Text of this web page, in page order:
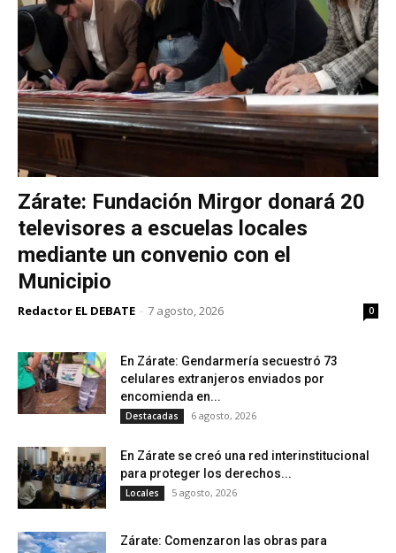
Zárate: Fundación Mirgor donará 20
televisores a escuelas locales
mediante un convenio con el
Municipio
Redactor EL DEBATE - 7 agosto, 2026 0
En Zárate: Gendarmería secuestró 73
celulares extranjeros enviados por
encomienda en...
Destacadas 6 agosto, 2026
En Zárate se creó una red interinstitucional
para proteger los derechos...
Locales 5 agosto, 2026
Zárate: Comenzaron las obras para